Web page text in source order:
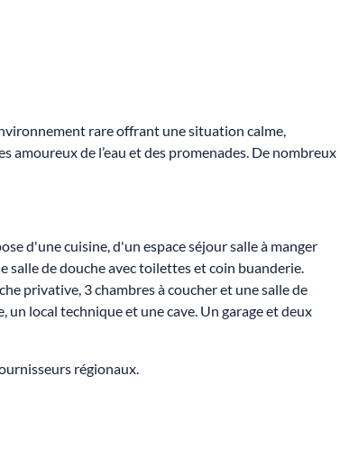
rare offrant une situation calme,
amoureux de l’eau et des promenades. De nombreux
d'une cuisine, d'un espace séjour salle à manger
salle de douche avec toilettes et coin buanderie.
privative, 3 chambres à coucher et une salle de
local technique et une cave. Un garage et deux
régionaux.